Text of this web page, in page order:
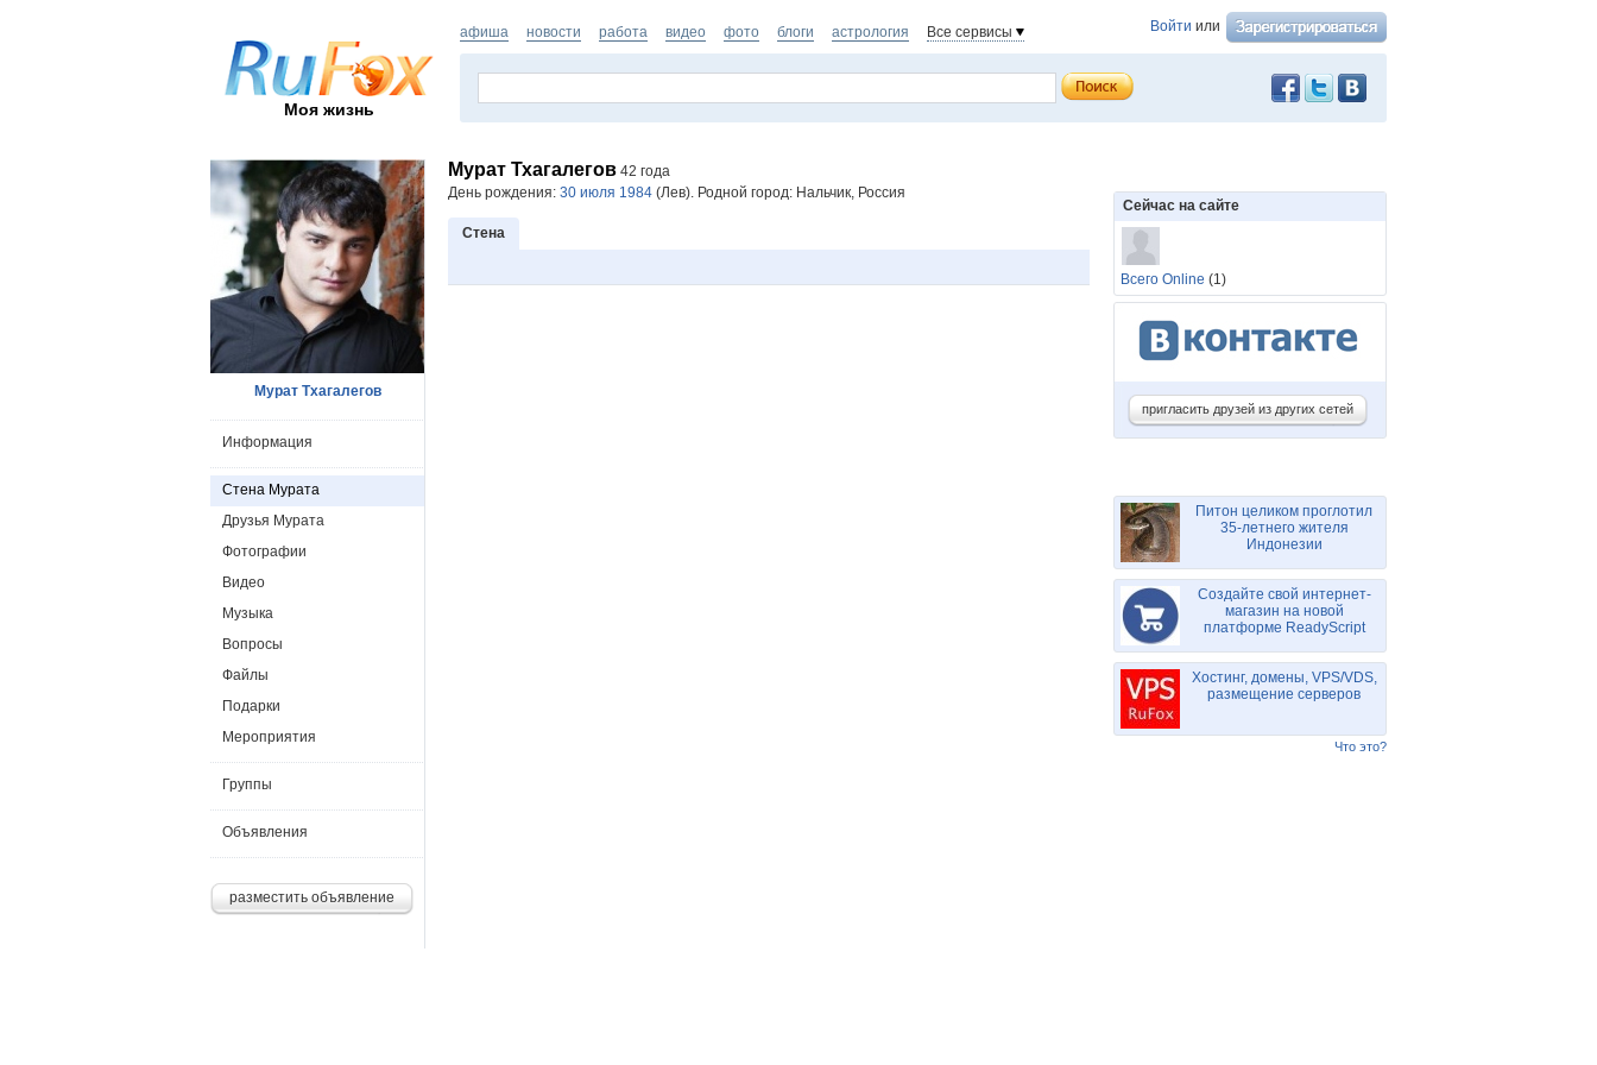
Моя жизнь
Войти или
афиша новости работа видео фото блоги астрология Все сервисы
Мурат Тхагалегов 42 года
День рождения: 30 июля 1984 (Лев). Родной город: Нальчик, Россия
Стена
Мурат Тхагалегов
Информация
Стена Мурата
Друзья Мурата
Фотографии
Видео
Музыка
Вопросы
Файлы
Подарки
Мероприятия
Группы
Объявления
разместить объявление
Сейчас на сайте
Всего Online (1)
пригласить друзей из других сетей
Питон целиком проглотил
35-летнего жителя
Индонезии
Создайте свой интернет-
магазин на новой
платформе ReadyScript
Хостинг, домены, VPS/VDS,
размещение серверов
Что это?